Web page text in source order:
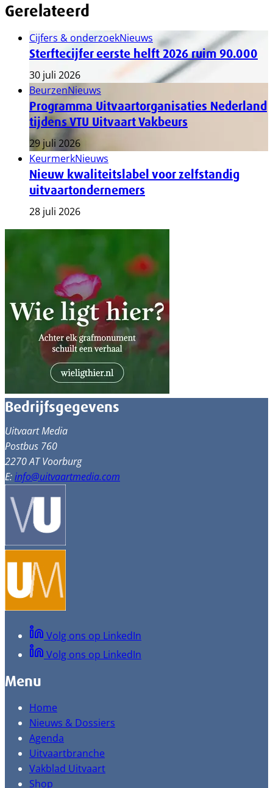
Gerelateerd
Cijfers & onderzoekNieuws
Sterftecijfer eerste helft 2026 ruim 90.000
30 juli 2026
BeurzenNieuws
Programma Uitvaartorganisaties Nederland
tijdens VTU Uitvaart Vakbeurs
29 juli 2026
KeurmerkNieuws
Nieuw kwaliteitslabel voor zelfstandig
uitvaartondernemers
28 juli 2026
Bedrijfsgegevens
Uitvaart Media
Postbus 760
2270 AT Voorburg
E:info@uitvaartmedia.com
Volg ons op LinkedIn
Volg ons op LinkedIn
Menu
Home
Nieuws & Dossiers
Agenda
Uitvaartbranche
Vakblad Uitvaart
Shop